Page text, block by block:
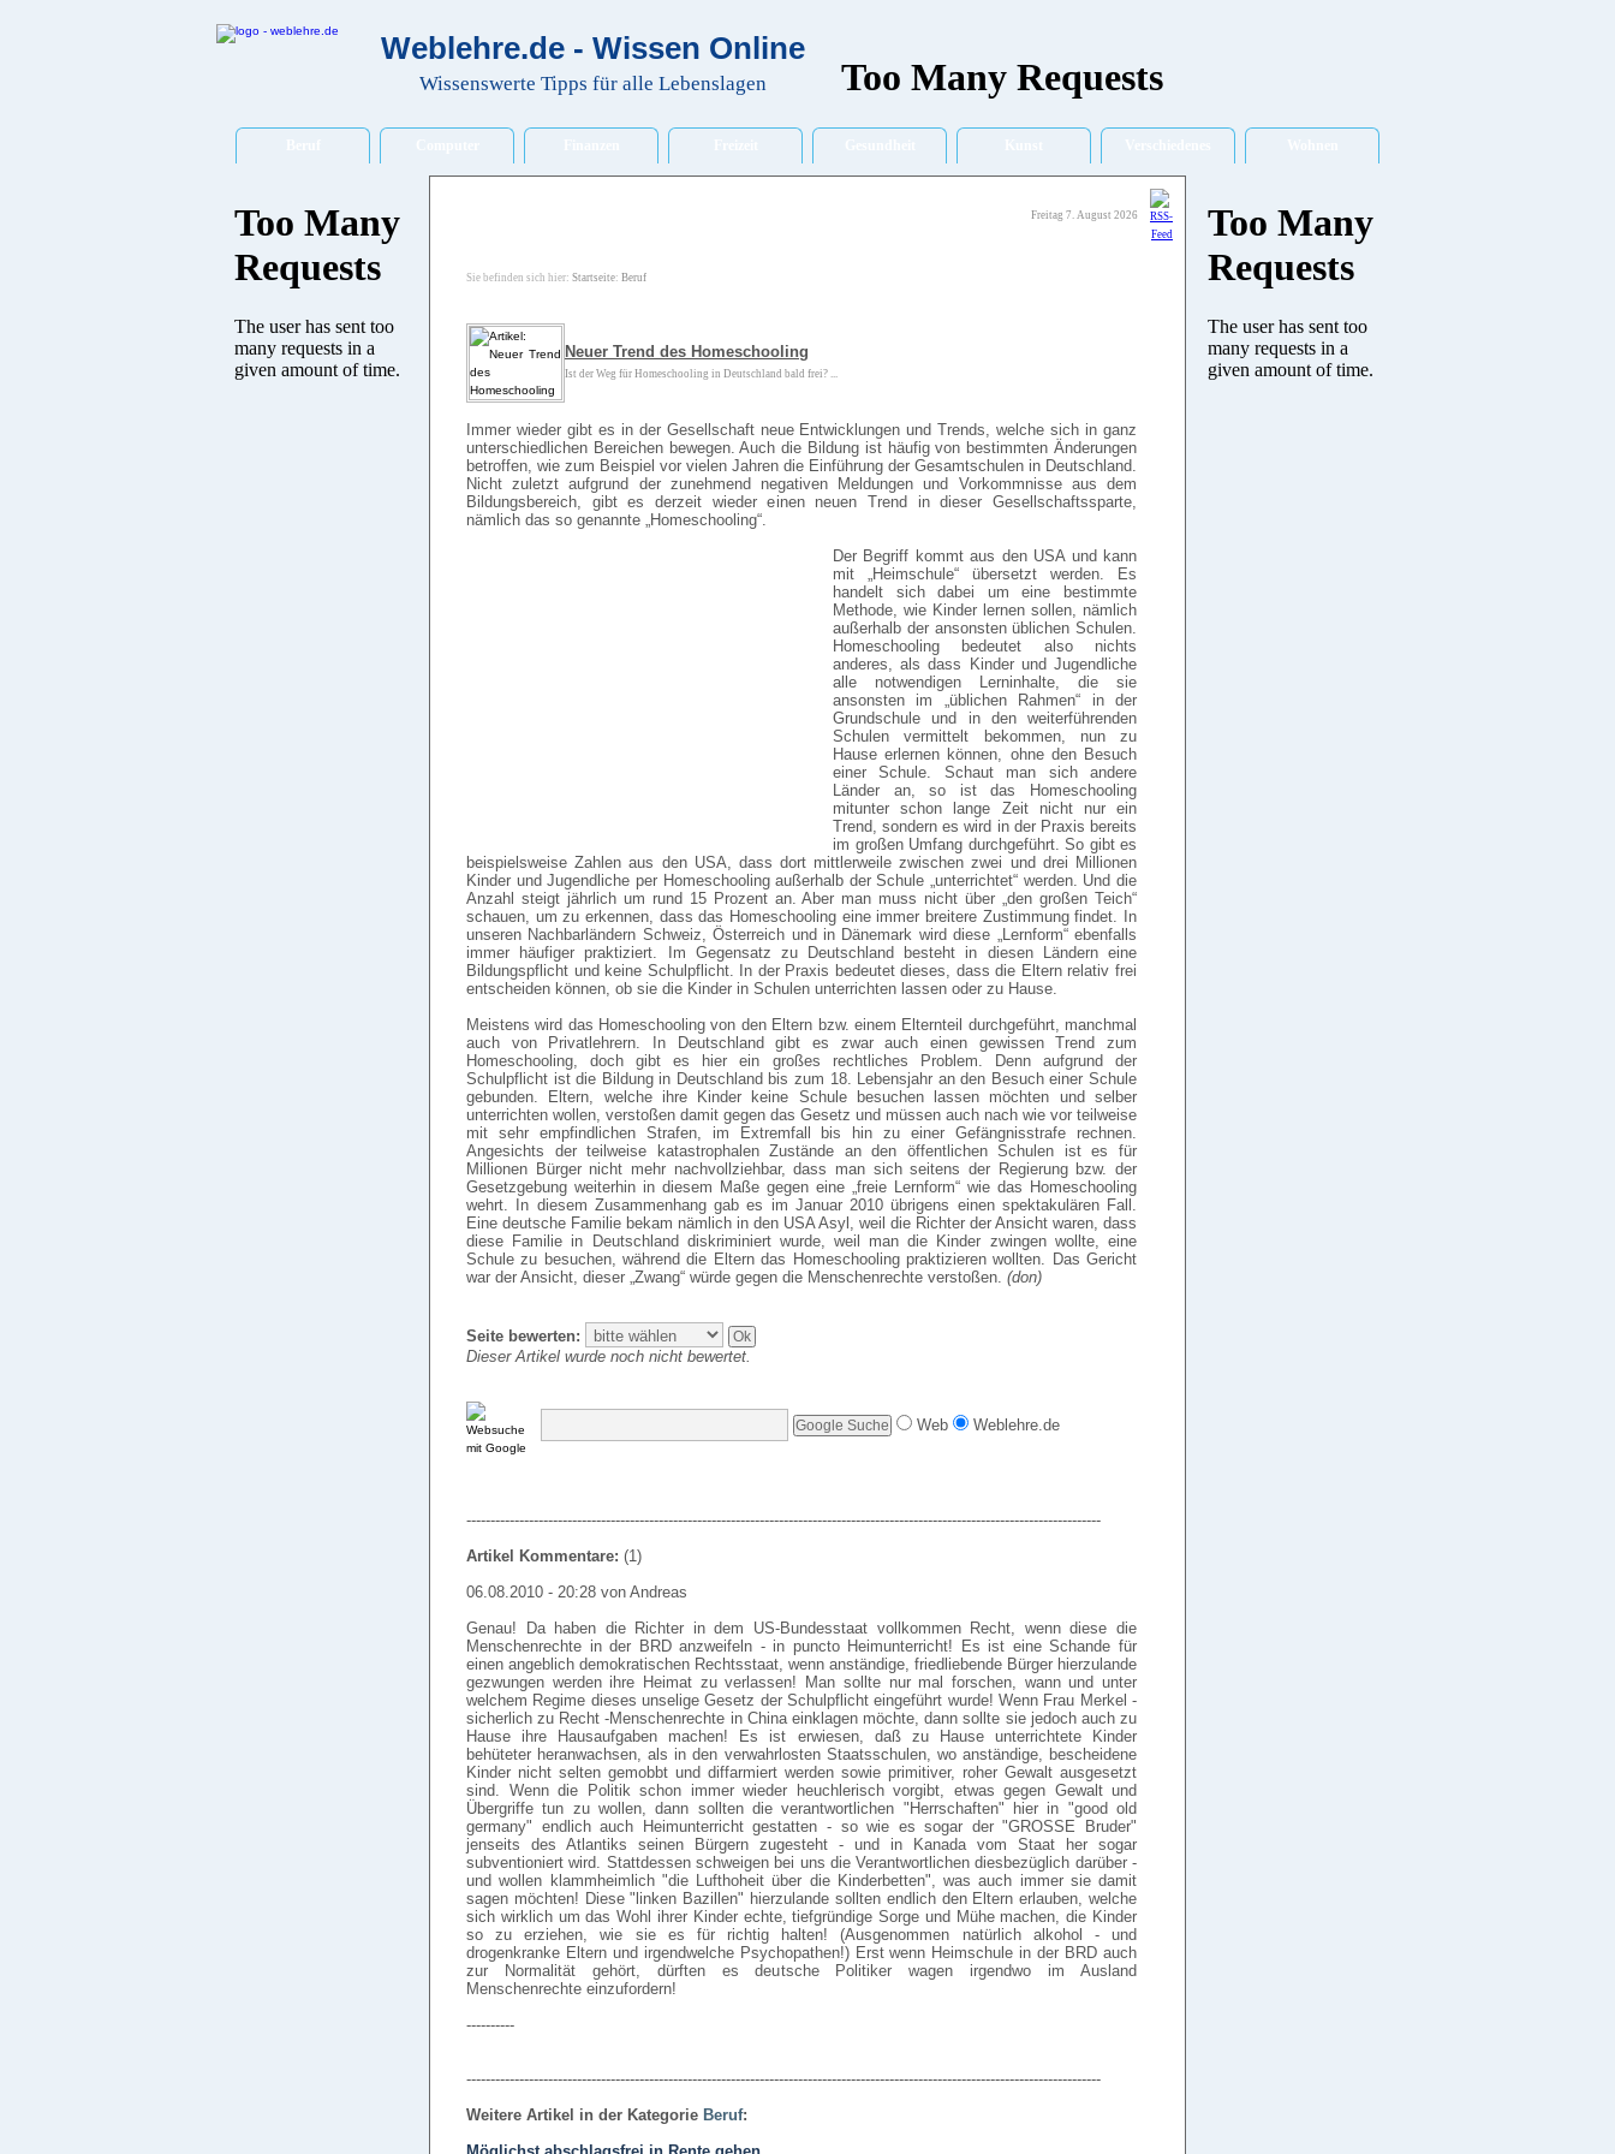
Weblehre.de - Wissen Online
Wissenswerte Tipps für alle Lebenslagen
Freitag 7. August 2026
Sie befinden sich hier: Startseite: Beruf
Neuer Trend des Homeschooling
Ist der Weg für Homeschooling in Deutschland bald frei? ...
Immer wieder gibt es in der Gesellschaft neue Entwicklungen und Trends, welche sich in ganz
unterschiedlichen Bereichen bewegen. Auch die Bildung ist häufig von bestimmten Änderungen
betroffen, wie zum Beispiel vor vielen Jahren die Einführung der Gesamtschulen in Deutschland.
Nicht zuletzt aufgrund der zunehmend negativen Meldungen und Vorkommnisse aus dem
Bildungsbereich, gibt es derzeit wieder einen neuen Trend in dieser Gesellschaftssparte,
nämlich das so genannte „Homeschooling“.
Der Begriff kommt aus den USA und kann
mit „Heimschule“ übersetzt werden. Es
handelt sich dabei um eine bestimmte
Methode, wie Kinder lernen sollen, nämlich
außerhalb der ansonsten üblichen Schulen.
Homeschooling bedeutet also nichts
anderes, als dass Kinder und Jugendliche
alle notwendigen Lerninhalte, die sie
ansonsten im „üblichen Rahmen“ in der
Grundschule und in den weiterführenden
Schulen vermittelt bekommen, nun zu
Hause erlernen können, ohne den Besuch
einer Schule. Schaut man sich andere
Länder an, so ist das Homeschooling
mitunter schon lange Zeit nicht nur ein
Trend, sondern es wird in der Praxis bereits
im großen Umfang durchgeführt. So gibt es
beispielsweise Zahlen aus den USA, dass dort mittlerweile zwischen zwei und drei Millionen
Kinder und Jugendliche per Homeschooling außerhalb der Schule „unterrichtet“ werden. Und die
Anzahl steigt jährlich um rund 15 Prozent an. Aber man muss nicht über „den großen Teich“
schauen, um zu erkennen, dass das Homeschooling eine immer breitere Zustimmung findet. In
unseren Nachbarländern Schweiz, Österreich und in Dänemark wird diese „Lernform“ ebenfalls
immer häufiger praktiziert. Im Gegensatz zu Deutschland besteht in diesen Ländern eine
Bildungspflicht und keine Schulpflicht. In der Praxis bedeutet dieses, dass die Eltern relativ frei
entscheiden können, ob sie die Kinder in Schulen unterrichten lassen oder zu Hause.
Meistens wird das Homeschooling von den Eltern bzw. einem Elternteil durchgeführt, manchmal
auch von Privatlehrern. In Deutschland gibt es zwar auch einen gewissen Trend zum
Homeschooling, doch gibt es hier ein großes rechtliches Problem. Denn aufgrund der
Schulpflicht ist die Bildung in Deutschland bis zum 18. Lebensjahr an den Besuch einer Schule
gebunden. Eltern, welche ihre Kinder keine Schule besuchen lassen möchten und selber
unterrichten wollen, verstoßen damit gegen das Gesetz und müssen auch nach wie vor teilweise
mit sehr empfindlichen Strafen, im Extremfall bis hin zu einer Gefängnisstrafe rechnen.
Angesichts der teilweise katastrophalen Zustände an den öffentlichen Schulen ist es für
Millionen Bürger nicht mehr nachvollziehbar, dass man sich seitens der Regierung bzw. der
Gesetzgebung weiterhin in diesem Maße gegen eine „freie Lernform“ wie das Homeschooling
wehrt. In diesem Zusammenhang gab es im Januar 2010 übrigens einen spektakulären Fall.
Eine deutsche Familie bekam nämlich in den USA Asyl, weil die Richter der Ansicht waren, dass
diese Familie in Deutschland diskriminiert wurde, weil man die Kinder zwingen wollte, eine
Schule zu besuchen, während die Eltern das Homeschooling praktizieren wollten. Das Gericht
war der Ansicht, dieser „Zwang“ würde gegen die Menschenrechte verstoßen. (don)
Seite bewerten:
Dieser Artikel wurde noch nicht bewertet.
Web Weblehre.de
------------------------------------------------------------------------------------------------------------------------------------
Artikel Kommentare: (1)
06.08.2010 - 20:28 von Andreas
Genau! Da haben die Richter in dem US-Bundesstaat vollkommen Recht, wenn diese die
Menschenrechte in der BRD anzweifeln - in puncto Heimunterricht! Es ist eine Schande für
einen angeblich demokratischen Rechtsstaat, wenn anständige, friedliebende Bürger hierzulande
gezwungen werden ihre Heimat zu verlassen! Man sollte nur mal forschen, wann und unter
welchem Regime dieses unselige Gesetz der Schulpflicht eingeführt wurde! Wenn Frau Merkel -
sicherlich zu Recht -Menschenrechte in China einklagen möchte, dann sollte sie jedoch auch zu
Hause ihre Hausaufgaben machen! Es ist erwiesen, daß zu Hause unterrichtete Kinder
behüteter heranwachsen, als in den verwahrlosten Staatsschulen, wo anständige, bescheidene
Kinder nicht selten gemobbt und diffarmiert werden sowie primitiver, roher Gewalt ausgesetzt
sind. Wenn die Politik schon immer wieder heuchlerisch vorgibt, etwas gegen Gewalt und
Übergriffe tun zu wollen, dann sollten die verantwortlichen "Herrschaften" hier in "good old
germany" endlich auch Heimunterricht gestatten - so wie es sogar der "GROSSE Bruder"
jenseits des Atlantiks seinen Bürgern zugesteht - und in Kanada vom Staat her sogar
subventioniert wird. Stattdessen schweigen bei uns die Verantwortlichen diesbezüglich darüber -
und wollen klammheimlich "die Lufthoheit über die Kinderbetten", was auch immer sie damit
sagen möchten! Diese "linken Bazillen" hierzulande sollten endlich den Eltern erlauben, welche
sich wirklich um das Wohl ihrer Kinder echte, tiefgründige Sorge und Mühe machen, die Kinder
so zu erziehen, wie sie es für richtig halten! (Ausgenommen natürlich alkohol - und
drogenkranke Eltern und irgendwelche Psychopathen!) Erst wenn Heimschule in der BRD auch
zur Normalität gehört, dürften es deutsche Politiker wagen irgendwo im Ausland
Menschenrechte einzufordern!
----------
------------------------------------------------------------------------------------------------------------------------------------
Weitere Artikel in der Kategorie Beruf: